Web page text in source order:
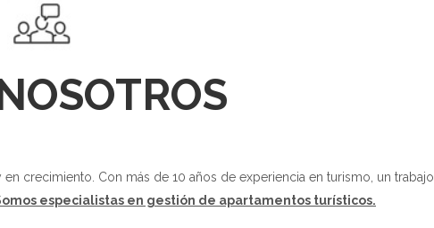
welkom bij Apandgo
Contact
Diensten
voor ons kiezen
crecimiento. Con más de 10 años de experiencia en turismo, un trabajo
especialistas en gestión de apartamentos turísticos.